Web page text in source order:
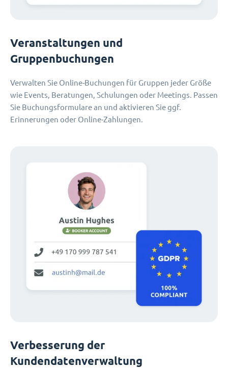
Veranstaltungen und
Gruppenbuchungen
Verwalten Sie Online-Buchungen für Gruppen jeder Größe
wie Events, Beratungen, Schulungen oder Meetings. Passen
Sie Buchungsformulare an und aktivieren Sie ggf.
Erinnerungen oder Online-Zahlungen.
Verbesserung der
Kundendatenverwaltung